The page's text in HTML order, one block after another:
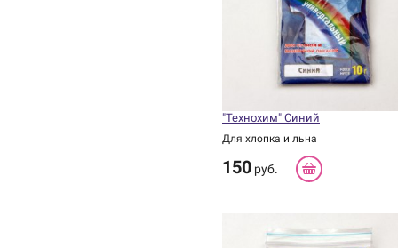
"Технохим" Синий
Для хлопка и льна
150 руб.